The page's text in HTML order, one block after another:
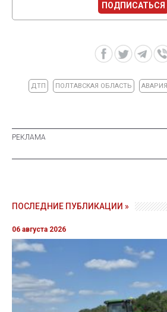
ПОДПИСАТЬСЯ
ДТП ПОЛТАВСКАЯ ОБЛАСТЬ АВАРИЯ
ПОСЛЕДНИЕ ПУБЛИКАЦИИ »
06 августа 2026